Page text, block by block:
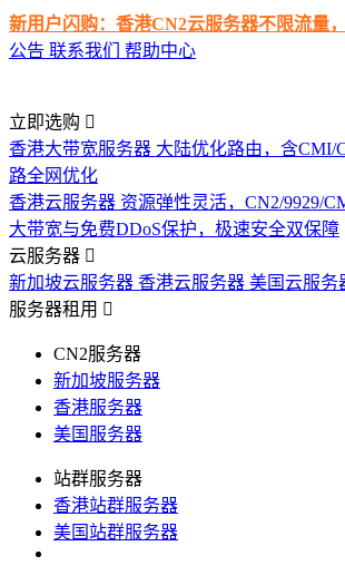
新用户闪购：香港CN2云服务器不限流量
公告 联系我们 帮助中心
立即选购
香港大带宽服务器 大陆优化路由，含CMI/
路全网优化
香港云服务器 资源弹性灵活，CN2/9929/
大带宽与免费DDoS保护，极速安全双保障
云服务器
新加坡云服务器 香港云服务器 美国云服务
服务器租用
CN2服务器
新加坡服务器
香港服务器
美国服务器
站群服务器
香港站群服务器
美国站群服务器